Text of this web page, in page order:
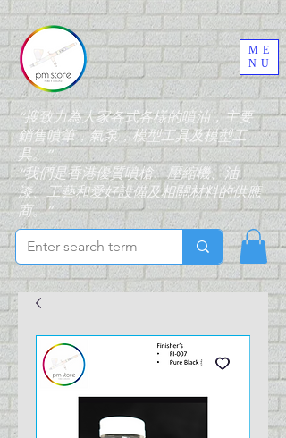
“搜致力為大家各式各樣的噴油，主要
銷售噴筆，氣泵，模型工具及模型工
具。”
“我們是香港優質噴槍、壓縮機、油
漆、工藝和愛好設備及相關材料的供應
商。”
ME
NU